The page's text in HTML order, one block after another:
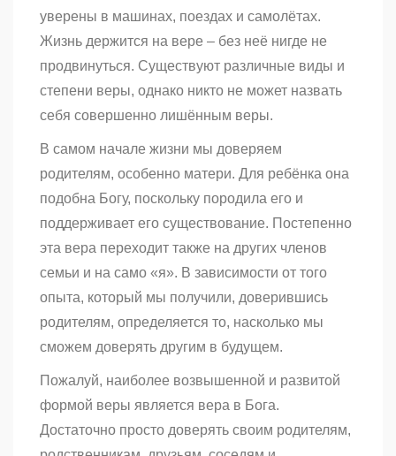
уверены в машинах, поездах и самолётах.
Жизнь держится на вере – без неё нигде не
продвинуться. Существуют различные виды и
степени веры, однако никто не может назвать
себя совершенно лишённым веры.
В самом начале жизни мы доверяем
родителям, особенно матери. Для ребёнка она
подобна Богу, поскольку породила его и
поддерживает его существование. Постепенно
эта вера переходит также на других членов
семьи и на само «я». В зависимости от того
опыта, который мы получили, доверившись
родителям, определяется то, насколько мы
сможем доверять другим в будущем.
Пожалуй, наиболее возвышенной и развитой
формой веры является вера в Бога.
Достаточно просто доверять своим родителям,